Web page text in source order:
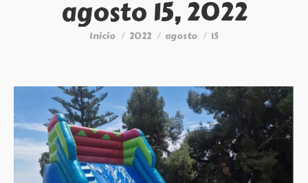
agosto 15, 2022
Estás aquí:
Inicio 2022 agosto 15